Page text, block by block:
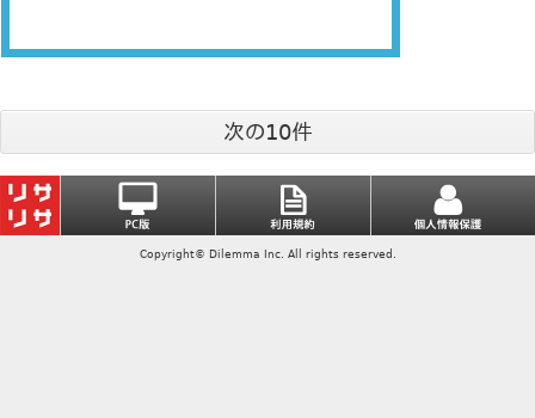
次の10件
Copyright© Dilemma Inc. All rights reserved.